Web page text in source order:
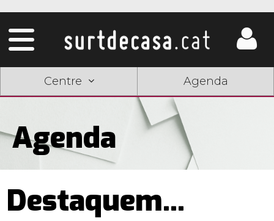
Centre Agenda
Agenda
Destaquem...